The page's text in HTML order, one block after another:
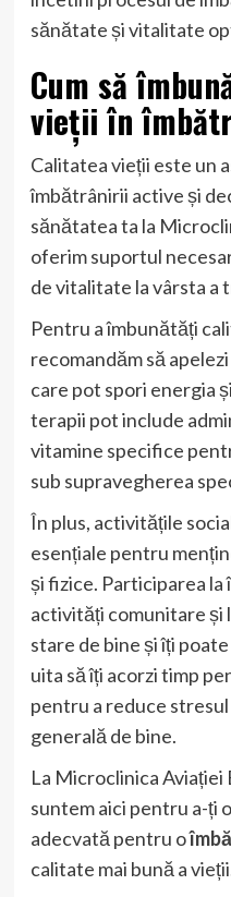
sănătate și vitalitate
Cum să
vieții în
Calitatea vieții este un
îmbătrânirii active și
sănătatea ta la
oferim suportul
de vitalitate la vârsta a
Pentru a îmbunătăți
recomandăm să
care pot spori energia
terapii pot include
vitamine specifice
sub supravegherea
În plus, activitățile
esențiale pentru
și fizice. Participarea
activități comunitare și
stare de bine și îți
uita să îți acorzi timp
pentru a reduce
generală de bine.
La Microclinica Aviației
suntem aici pentru a-ți
adecvată pentru o
calitate mai bună a